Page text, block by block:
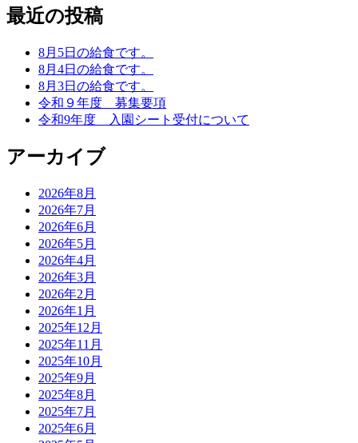
最近の投稿
8月5日の給食です。
8月4日の給食です。
8月3日の給食です。
令和９年度 募集要項
令和9年度 入園シート受付について
アーカイブ
2026年8月
2026年7月
2026年6月
2026年5月
2026年4月
2026年3月
2026年2月
2026年1月
2025年12月
2025年11月
2025年10月
2025年9月
2025年8月
2025年7月
2025年6月